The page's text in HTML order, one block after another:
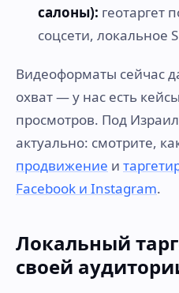
салоны): геотаргет
соцсети, локальное
Видеоформаты сейчас
охват — у нас есть
просмотров. Под
актуально: смотрите,
продвижение и
Facebook и Instagram.
Локальный
своей